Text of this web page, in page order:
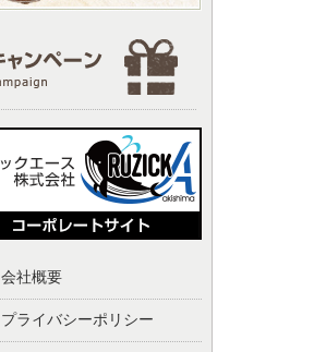
会社概要
プライバシーポリシー